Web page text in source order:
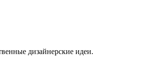
дизайнерские идеи.